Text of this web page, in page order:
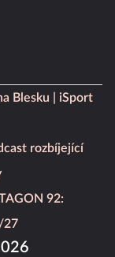
Blesku
iSport
rozbíjející
92:
27